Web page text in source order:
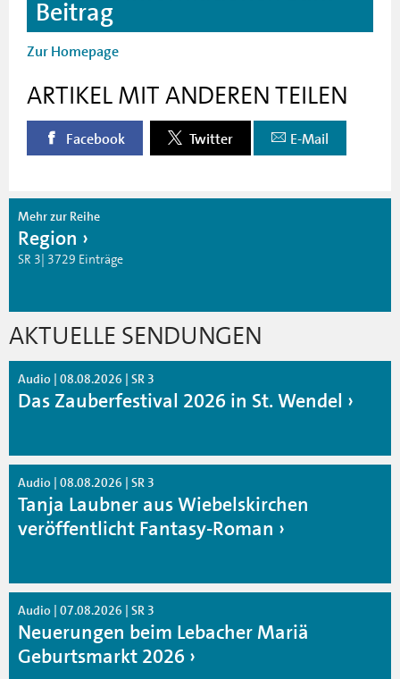
Beitrag
Zur Homepage
ARTIKEL MIT ANDEREN TEILEN
Facebook Twitter E-Mail
Mehr zur Reihe
Region
SR 3| 3729 Einträge
AKTUELLE SENDUNGEN
Audio | 08.08.2026 | SR 3
Das Zauberfestival 2026 in St. Wendel
Audio | 08.08.2026 | SR 3
Tanja Laubner aus Wiebelskirchen
veröffentlicht Fantasy-Roman
Audio | 07.08.2026 | SR 3
Neuerungen beim Lebacher Mariä
Geburtsmarkt 2026